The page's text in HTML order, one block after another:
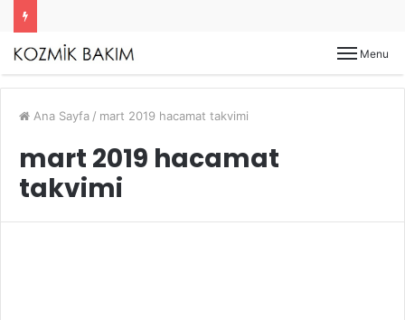
Menu
Ana Sayfa / mart 2019 hacamat takvimi
mart 2019 hacamat
takvimi